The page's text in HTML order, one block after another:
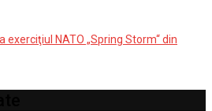
NATO „Spring Storm“ din